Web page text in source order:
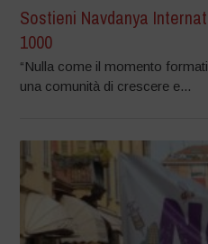
Sostieni Navdanya
1000
“Nulla come il momento
una comunità di crescere e...